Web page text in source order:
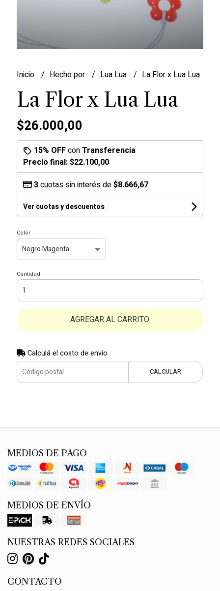
Inicio Hecho por Lua Lua La Flor x Lua Lua
La Flor x Lua Lua
$26.000,00
15% OFFconTransferencia
Precio final:$22.100,00
3cuotas sin interés de$8.666,67
Ver cuotas y descuentos
Color
Cantidad
AGREGAR AL CARRITO
Calculá el costo de envío
CALCULAR
MEDIOS DE PAGO
MEDIOS DE ENVÍO
NUESTRAS REDES SOCIALES
CONTACTO